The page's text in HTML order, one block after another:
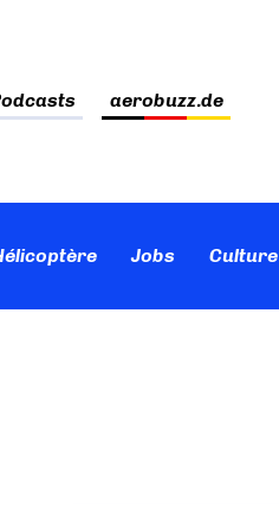
aerobuzz.de
Jobs